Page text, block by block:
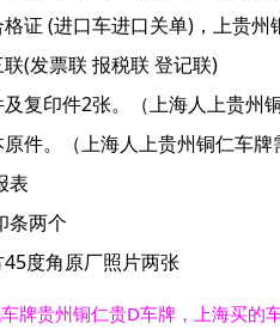
证 (进口车进口关单)，上贵州
(发票联 报税联 登记联)
复印件2张。（上海人上贵州
件。（上海人上贵州铜仁车牌
表
条两个
度角原厂照片两张
车牌贵州铜仁贵D车牌，上海买